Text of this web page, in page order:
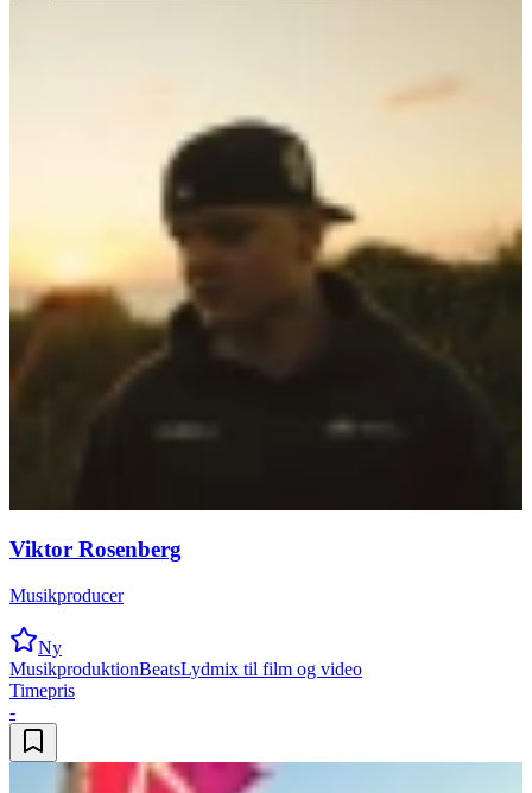
Viktor Rosenberg
Musikproducer
Ny
MusikproduktionBeatsLydmix til film og video
Timepris
-